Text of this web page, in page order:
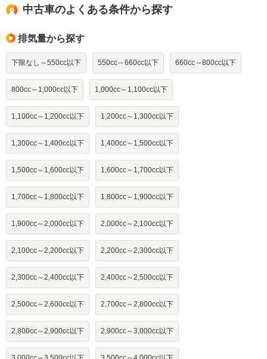
中古車のよくある条件から探す
排気量から探す
下限なし～550cc以下 550cc～660cc以下 660cc～800cc以下
800cc～1,000cc以下 1,000cc～1,100cc以下
1,100cc～1,200cc以下 1,200cc～1,300cc以下
1,300cc～1,400cc以下 1,400cc～1,500cc以下
1,500cc～1,600cc以下 1,600cc～1,700cc以下
1,700cc～1,800cc以下 1,800cc～1,900cc以下
1,900cc～2,000cc以下 2,000cc～2,100cc以下
2,100cc～2,200cc以下 2,200cc～2,300cc以下
2,300cc～2,400cc以下 2,400cc～2,500cc以下
2,500cc～2,600cc以下 2,700cc～2,800cc以下
2,800cc～2,900cc以下 2,900cc～3,000cc以下